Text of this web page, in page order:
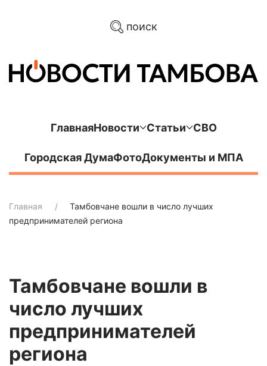
поиск
ГлавнаяНовости Статьи СВО
Городская ДумаФотоДокументы и МПА
Главная
Тамбовчане вошли в число лучших
предпринимателей региона
Тамбовчане вошли в
число лучших
предпринимателей
региона